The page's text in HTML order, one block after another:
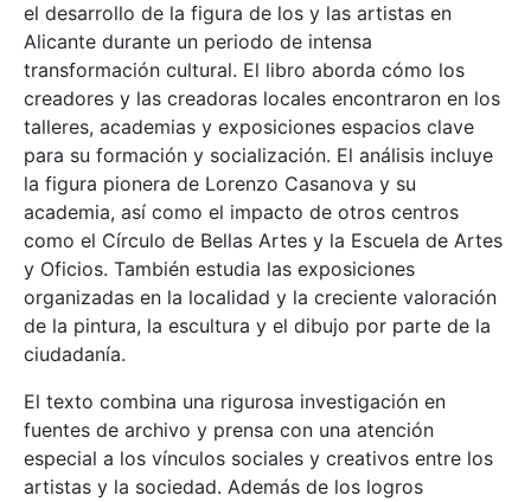
el desarrollo de la figura de los y las artistas en
Alicante durante un periodo de intensa
transformación cultural. El libro aborda cómo los
creadores y las creadoras locales encontraron en los
talleres, academias y exposiciones espacios clave
para su formación y socialización. El análisis incluye
la figura pionera de Lorenzo Casanova y su
academia, así como el impacto de otros centros
como el Círculo de Bellas Artes y la Escuela de Artes
y Oficios. También estudia las exposiciones
organizadas en la localidad y la creciente valoración
de la pintura, la escultura y el dibujo por parte de la
ciudadanía.
El texto combina una rigurosa investigación en
fuentes de archivo y prensa con una atención
especial a los vínculos sociales y creativos entre los
artistas y la sociedad. Además de los logros